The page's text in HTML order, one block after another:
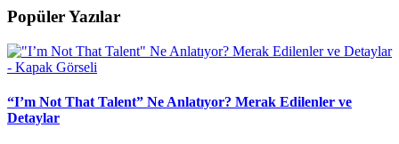
Popüler Yazılar
“I’m Not That Talent” Ne Anlatıyor? Merak Edilenler ve
Detaylar